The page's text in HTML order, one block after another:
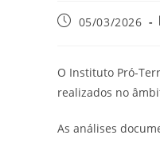
05/03/2026
O Instituto Pró-
realizados no
As análises